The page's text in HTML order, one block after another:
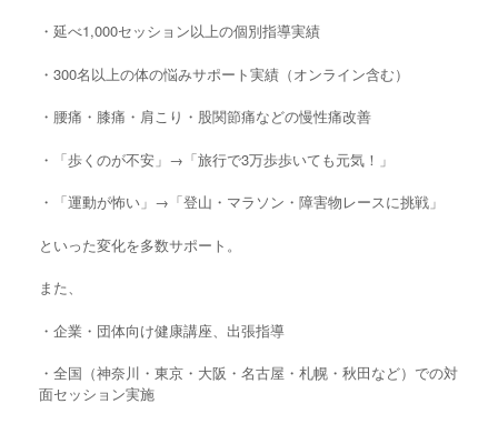
・延べ1,000セッション以上の個別指導実績
・300名以上の体の悩みサポート実績（オンライン含む）
・腰痛・膝痛・肩こり・股関節痛などの慢性痛改善
・「歩くのが不安」→「旅行で3万歩歩いても元気！」
・「運動が怖い」→「登山・マラソン・障害物レースに挑戦」
といった変化を多数サポート。
また、
・企業・団体向け健康講座、出張指導
・全国（神奈川・東京・大阪・名古屋・札幌・秋田など）での対
面セッション実施